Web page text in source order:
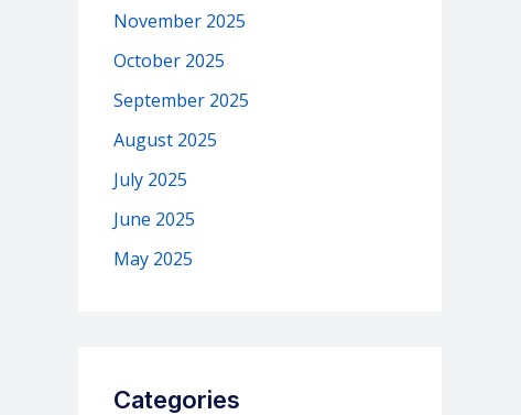
November 2025
October 2025
September 2025
August 2025
July 2025
June 2025
May 2025
Categories